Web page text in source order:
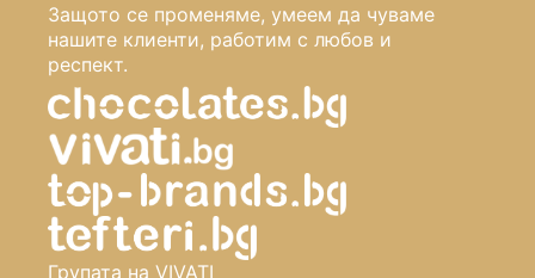
Защото се променяме, умеем да чуваме
нашите клиенти, работим с любов и
респект.
Групата на VIVATI